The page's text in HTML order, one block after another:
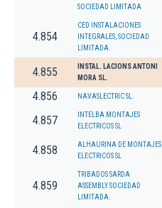
SOCIEDAD LIMITADA
4.854
CED INSTALACIONES
INTEGRALES, SOCIEDAD
LIMITADA.
4.855
INSTAL. LACIONS ANTONI
MORA SL.
4.856 NAVASLECTRIC SL.
4.857
INTELBA MONTAJES
ELECTRICOS SL
4.858
ALHAURINA DE MONTAJES
ELECTRICOS SL
4.859
TRIBADOS SARDA
ASSEMBLY SOCIEDAD
LIMITADA.